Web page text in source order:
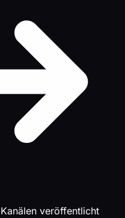
veröffentlicht